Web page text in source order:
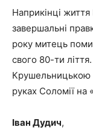
Наприкінці життя
завершальні
року митець
свого 80-ти
Крушельницькою
руках Соломії на
Іван Дудич,